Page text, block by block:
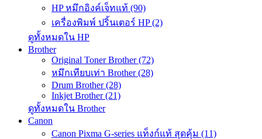
HP หมึกอิงค์เจ็ทแท้ (90)
เครื่องพิมพ์ ปริ้นเตอร์ HP (2)
ดูทั้งหมดใน HP
Brother
Original Toner Brother (72)
หมึกเทียบเท่า Brother (28)
Drum Brother (28)
Inkjet Brother (21)
ดูทั้งหมดใน Brother
Canon
Canon Pixma G-series แท็งก์แท้ สุดคุ้ม (11)